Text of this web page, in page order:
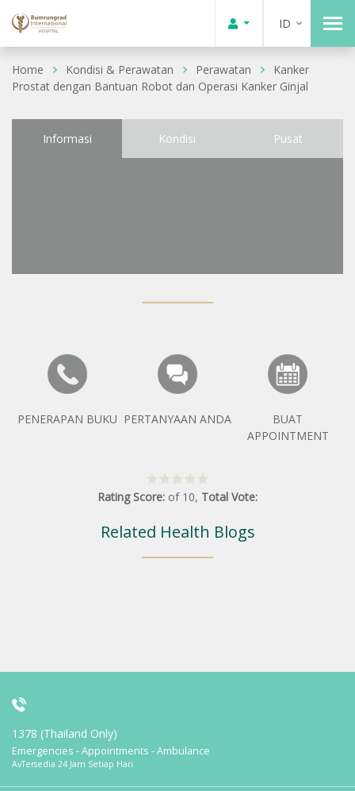
ID
Home Kondisi & Perawatan Perawatan
Kanker
Prostat dengan Bantuan Robot dan Operasi Kanker Ginjal
Informasi Kondisi Pusat
PENERAPAN BUKU PERTANYAAN ANDA
BUAT
APPOINTMENT
Rating Score: of 10, Total Vote:
Related Health Blogs
1378 (Thailand Only)
Emergencies - Appointments - Ambulance
AvTersedia 24 Jam Setiap Hari